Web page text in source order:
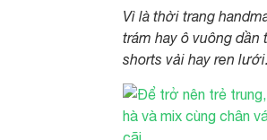
Vì là thời trang
trám hay ô vuông
shorts vải hay ren lưới.